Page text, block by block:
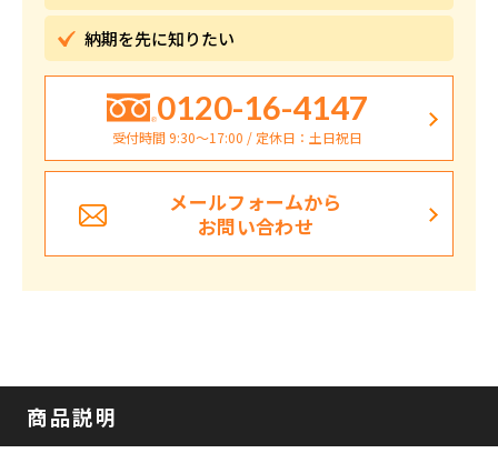
納期を先に知りたい
0120-16-4147
受付時間 9:30〜17:00 / 定休日：土日祝日
メールフォームから
お問い合わせ
商品説明